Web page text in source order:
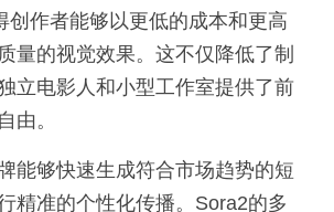
创作者能够以更低的成本和更高
量的视觉效果。这不仅降低了制
立电影人和小型工作室提供了前
由。
能够快速生成符合市场趋势的短
精准的个性化传播。Sora2的多